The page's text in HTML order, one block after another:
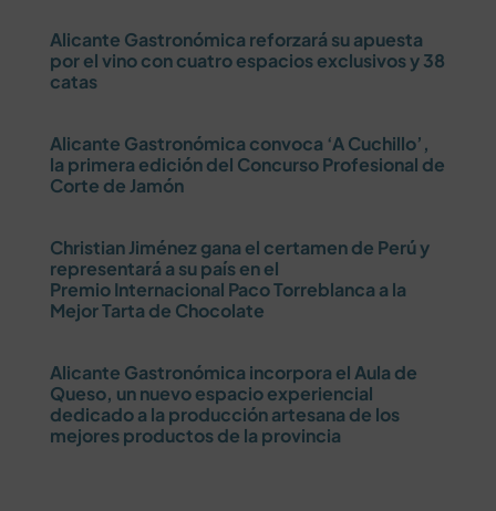
Alicante Gastronómica reforzará su apuesta
por el vino con cuatro espacios exclusivos y 38
catas
Alicante Gastronómica convoca ‘A Cuchillo’,
la primera edición del Concurso Profesional de
Corte de Jamón
Christian Jiménez gana el certamen de Perú y
representará a su país en el
Premio Internacional Paco Torreblanca a la
Mejor Tarta de Chocolate
Alicante Gastronómica incorpora el Aula de
Queso, un nuevo espacio experiencial
dedicado a la producción artesana de los
mejores productos de la provincia